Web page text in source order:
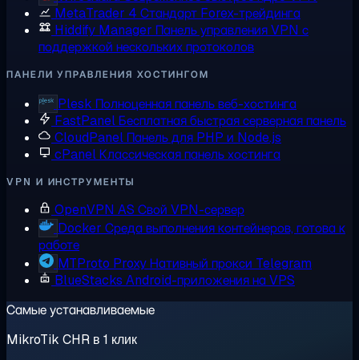
MetaTrader 4 Стандарт Forex-трейдинга
Hiddify Manager Панель управления VPN с
поддержкой нескольких протоколов
ПАНЕЛИ УПРАВЛЕНИЯ ХОСТИНГОМ
Plesk Полноценная панель веб-хостинга
FastPanelБесплатная быстрая серверная панель
CloudPanel Панель для PHP и Node.js
cPanelКлассическая панель хостинга
VPN И ИНСТРУМЕНТЫ
OpenVPN AS Свой VPN-сервер
Docker Среда выполнения контейнеров, готова к
работе
MTProto ProxyНативный прокси Telegram
BlueStacks Android-приложения на VPS
Самые устанавливаемые
MikroTik CHR в 1 клик